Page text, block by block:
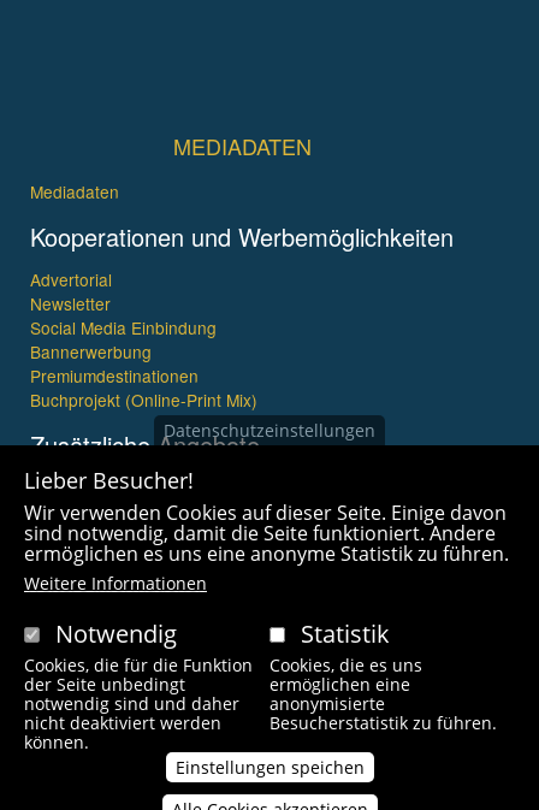
MEDIADATEN
Mediadaten
Kooperationen und Werbemöglichkeiten
Advertorial
Newsletter
Social Media Einbindung
Bannerwerbung
Premiumdestinationen
Buchprojekt (Online-Print Mix)
Zusätzliche Angebote
Imagefilme und mehr
360° x 360° Fotografie
Copyright © 2021 wanderfreak.de. Alle Rechte vorbehalten.
Fußzeilenmenü
Kontakt Impressum Links Unsere Autoren
Datenschutzeinstellungen
Lieber Besucher!
Wir verwenden Cookies auf dieser Seite. Einige davon
sind notwendig, damit die Seite funktioniert. Andere
ermöglichen es uns eine anonyme Statistik zu führen.
Weitere Informationen
Notwendig
Cookies, die für die Funktion
der Seite unbedingt
notwendig sind und daher
nicht deaktiviert werden
können.
Statistik
Cookies, die es uns
ermöglichen eine
anonymisierte
Besucherstatistik zu führen.
Einstellungen speichen